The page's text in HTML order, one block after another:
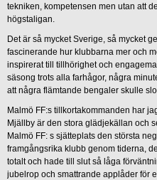
tekniken, kompetensen men utan att
högstaligan.
Det är så mycket Sverige, så mycket
fascinerande hur klubbarna mer och
inspirerat till tillhörighet och
säsong trots alla farhågor, några
att några flämtande bengaler skulle
Malmö FF:s tillkortakommanden har
Mjällby är den stora glädjekällan och
Malmö FF: s sjätteplats den största
framgångsrika klubb genom tiderna,
totalt och hade till slut så låga
jubelrop och smattrande applåder för